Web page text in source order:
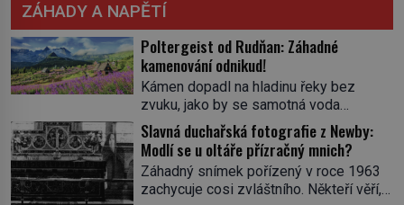
ZÁHADY A NAPĚTÍ
Poltergeist od Rudňan: Záhadné
kamenování odnikud!
Kámen dopadl na hladinu řeky bez
zvuku, jako by se samotná voda
rozhodla mlčet. Mladší z chlapců
bolestně strhl ruku, ale další úder ho
zasáhl dříve, než si vůbec uvědomil
pohyb: tiše, nelidsky přesně. „Odkud…?“
zachrčel starší student, ale v houštině
Slavná duchařská fotografie z Newby:
Modlí se u oltáře přízračný mnich?
Záhadný snímek pořízený v roce 1963
zachycuje cosi zvláštního. Někteří věří,